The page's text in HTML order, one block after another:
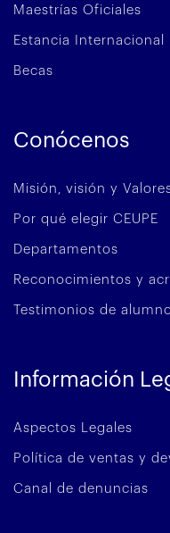
Maestrías Oficiales
Estancia Internacional
Becas
Conócenos
Misión, visión y
Por qué elegir CEUPE
Departamentos
Reconocimientos y
Testimonios de
Información
Aspectos Legales
Política de ventas y
Canal de denuncias